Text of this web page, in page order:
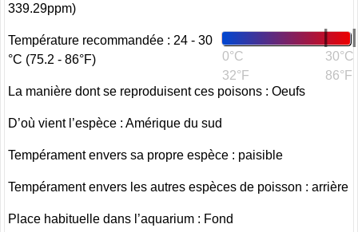
339.29ppm)
0°C
32°F
30°C
86°F
Température recommandée : 24 - 30
°C (75.2 - 86°F)
La manière dont se reproduisent ces poisons : Oeufs
D’où vient l’espèce : Amérique du sud
Tempérament envers sa propre espèce : paisible
Tempérament envers les autres espèces de poisson : arrière
Place habituelle dans l’aquarium : Fond